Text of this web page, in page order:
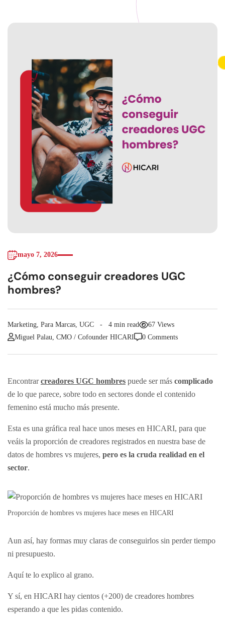
mayo 7, 2026
¿Cómo conseguir creadores UGC
hombres?
Marketing, Para Marcas, UGC 4 min read
67 Views
Miguel Palau, CMO / Cofounder HICARI
0 Comments
Encontrarcreadores UGC hombres puede ser más complicado
de lo que parece, sobre todo en sectores donde el contenido
femenino está mucho más presente.
Esta es una gráfica real hace unos meses en HICARI, para que
veáis la proporción de creadores registrados en nuestra base de
datos de hombres vs mujeres, pero es la cruda realidad en el
sector.
Proporción de hombres vs mujeres hace meses en HICARI
Aun así, hay formas muy claras de conseguirlos sin perder tiempo
ni presupuesto.
Aquí te lo explico al grano.
Y sí, en HICARI hay cientos (+200) de creadores hombres
esperando a que les pidas contenido.